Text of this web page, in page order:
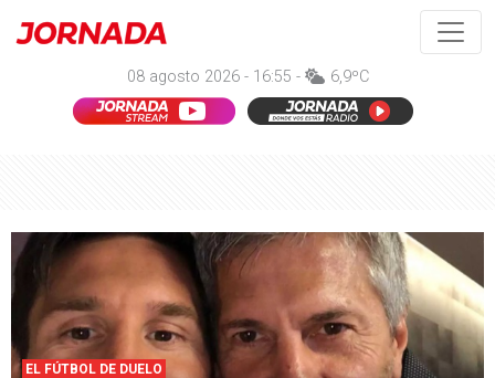
08 agosto 2026 - 16:55 - 6,9ºC
EL FÚTBOL DE DUELO